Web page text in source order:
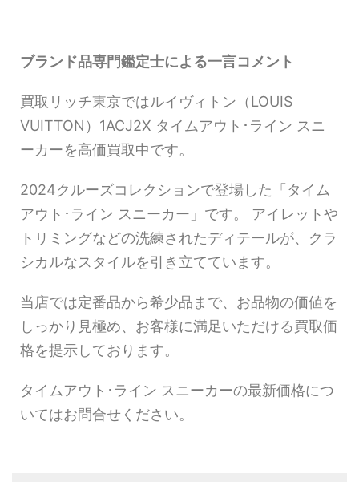
ブランド品専門鑑定士による一言コメント
買取リッチ東京ではルイヴィトン（LOUIS
VUITTON）1ACJ2X タイムアウト･ライン スニ
ーカーを高価買取中です。
2024クルーズコレクションで登場した「タイム
アウト･ライン スニーカー」です。 アイレットや
トリミングなどの洗練されたディテールが、クラ
シカルなスタイルを引き立てています。
当店では定番品から希少品まで、お品物の価値を
しっかり見極め、お客様に満足いただける買取価
格を提示しております。
タイムアウト･ライン スニーカーの最新価格につ
いてはお問合せください。